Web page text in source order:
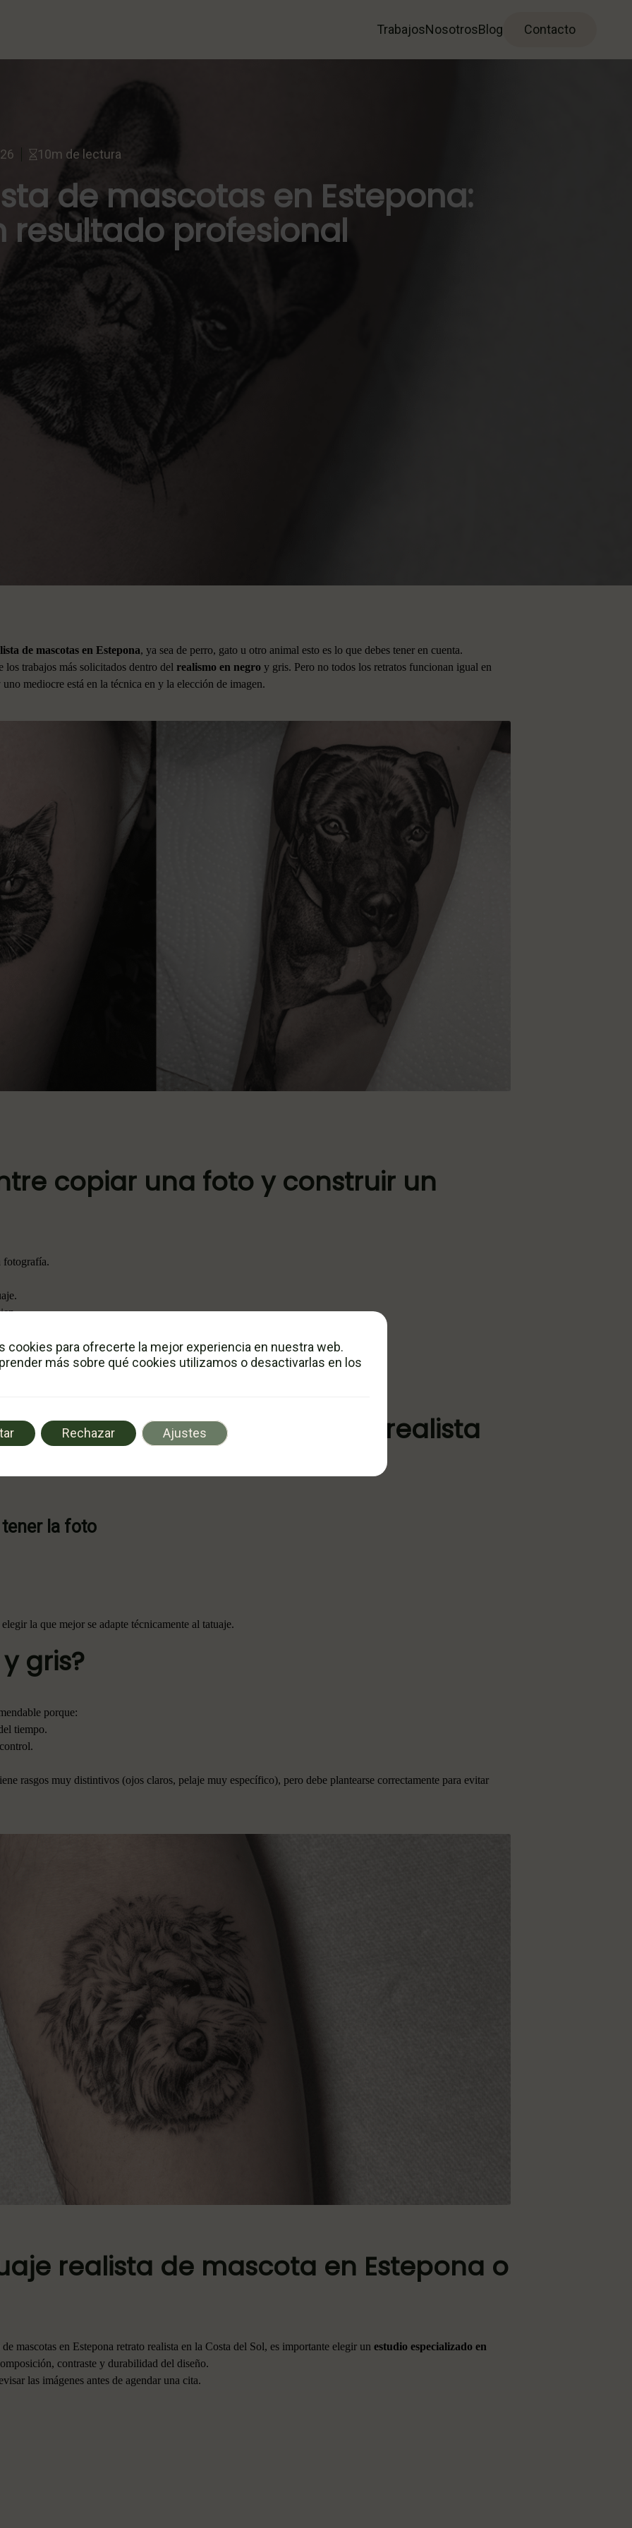
TrabajosNosotrosBlog Contacto
10m de lectura
de mascotas en Estepona:
resultado profesional
de mascotas en Estepona, ya sea de perro, gato u otro animal esto es lo que debes tener en cuenta.
los trabajos más solicitados dentro del realismo en negro y gris. Pero no todos los retratos funcionan igual en
mediocre está en la técnica en y la elección de imagen.
copiar una foto y construir un
fotografía.
el tatuaje puede verse plano o perder definición con los años.
correcta para un retrato realista
la foto
la que mejor se adapte técnicamente al tatuaje.
gris?
porque:
tiempo.
rasgos muy distintivos (ojos claros, pelaje muy específico), pero debe plantearse correctamente para evitar
realista de mascota en Estepona o
mascotas en Estepona retrato realista en la Costa del Sol, es importante elegir un estudio especializado en
contraste y durabilidad del diseño.
las imágenes antes de agendar una cita.
cookies para ofrecerte la mejor experiencia en nuestra web.
más sobre qué cookies utilizamos o desactivarlas en los
Rechazar Ajustes